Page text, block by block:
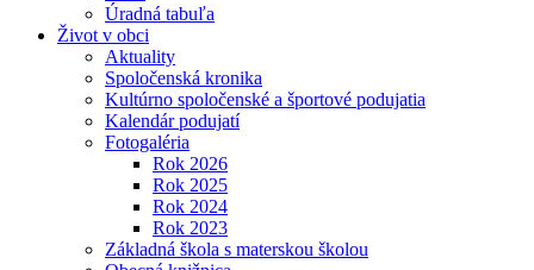
Úradná tabuľa
Život v obci
Aktuality
Spoločenská kronika
Kultúrno spoločenské a športové podujatia
Kalendár podujatí
Fotogaléria
Rok 2026
Rok 2025
Rok 2024
Rok 2023
Základná škola s materskou školou